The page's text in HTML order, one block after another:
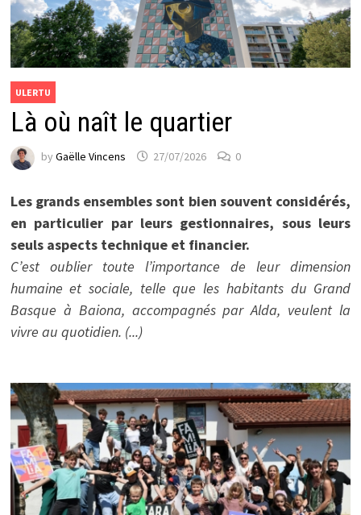
ULERTU
Là où naît le quartier
by Gaëlle Vincens 27/07/2026 0
Les grands ensembles sont bien souvent considérés,
en particulier par leurs gestionnaires, sous leurs
seuls aspects technique et financier.
C’est oublier toute l’importance de leur dimension
humaine et sociale, telle que les habitants du Grand
Basque à Baiona, accompagnés par Alda, veulent la
vivre au quotidien. (...)